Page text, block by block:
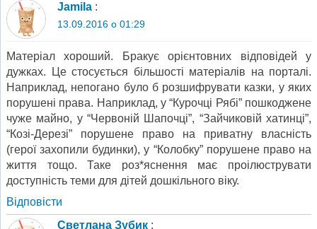
Jamila :
13.09.2016 о 01:29
Матеріал хороший. Бракує орієнтовних відповідей у
дужках. Це стосується більшості матеріалів на порталі.
Наприклад, непогано було б розшифрувати казки, у яких
порушені права. Наприклад, у “Курочці Рябі” пошкоджене
чуже майно, у “Червоній Шапочці”, “Зайчиковій хатинці”,
“Козі-Дерезі” порушене право на приватну власність
(герої захопили будинки), у “Колобку” порушене право на
життя тощо. Таке роз*яснення має проілюструвати
доступність теми для дітей дошкільного віку.
Відповіcти
Светлана Зубик :